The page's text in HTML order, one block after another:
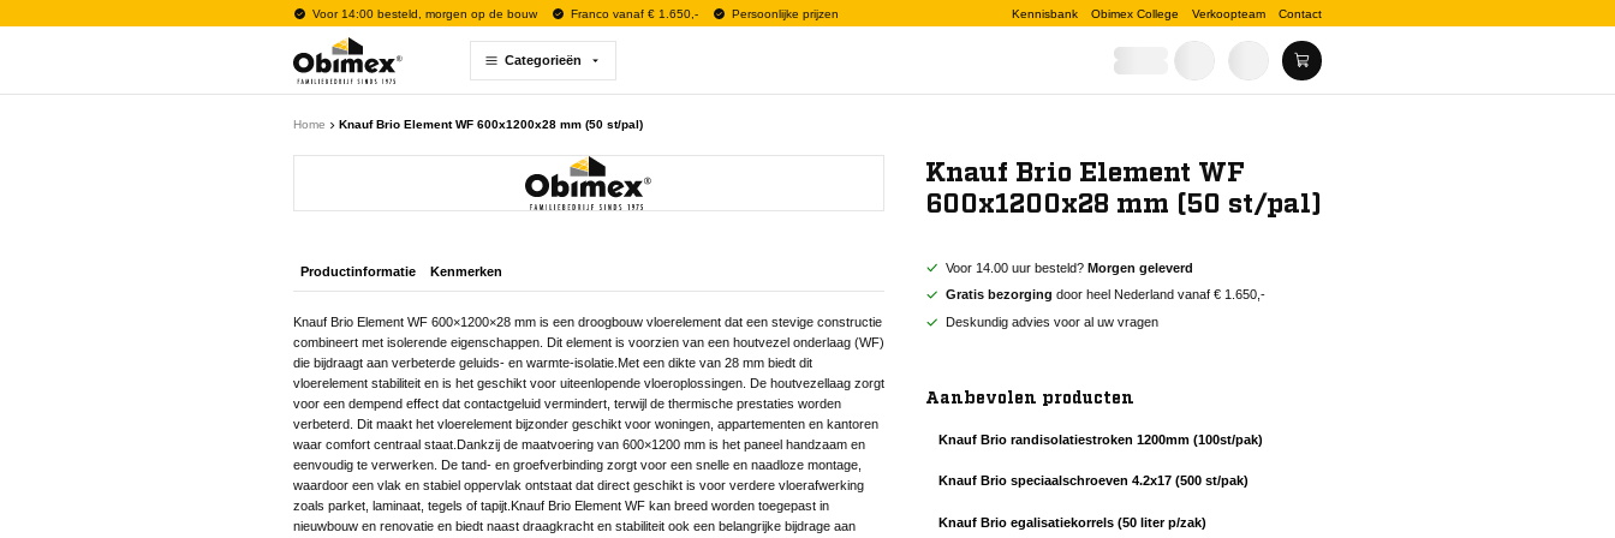
Voor 14:00 besteld, morgen op de bouw Franco vanaf € 1.650,- Persoonlijke prijzen Kennisbank Obimex College Verkoopteam Contact
Categorieën
Home Knauf Brio Element WF 600x1200x28 mm (50 st/pal)
Knauf Brio Element WF
600x1200x28 mm (50 st/pal)
Voor 14.00 uur besteld? Morgen geleverd
Gratis bezorging door heel Nederland vanaf € 1.650,-
Deskundig advies voor al uw vragen
Aanbevolen producten
Knauf Brio randisolatiestroken 1200mm (100st/pak)
Knauf Brio speciaalschroeven 4.2x17 (500 st/pak)
Knauf Brio egalisatiekorrels (50 liter p/zak)
Productinformatie Kenmerken
Knauf Brio Element WF 600×1200×28 mm is een droogbouw vloerelement dat een stevige constructie
combineert met isolerende eigenschappen. Dit element is voorzien van een houtvezel onderlaag (WF)
die bijdraagt aan verbeterde geluids- en warmte-isolatie.Met een dikte van 28 mm biedt dit
vloerelement stabiliteit en is het geschikt voor uiteenlopende vloeroplossingen. De houtvezellaag zorgt
voor een dempend effect dat contactgeluid vermindert, terwijl de thermische prestaties worden
verbeterd. Dit maakt het vloerelement bijzonder geschikt voor woningen, appartementen en kantoren
waar comfort centraal staat.Dankzij de maatvoering van 600×1200 mm is het paneel handzaam en
eenvoudig te verwerken. De tand- en groefverbinding zorgt voor een snelle en naadloze montage,
waardoor een vlak en stabiel oppervlak ontstaat dat direct geschikt is voor verdere vloerafwerking
zoals parket, laminaat, tegels of tapijt.Knauf Brio Element WF kan breed worden toegepast in
nieuwbouw en renovatie en biedt naast draagkracht en stabiliteit ook een belangrijke bijdrage aan